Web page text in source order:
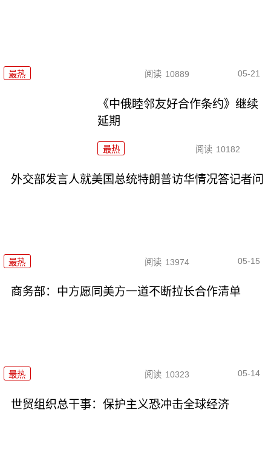
最热 阅读 10889 05-21
《中俄睦邻友好合作条约》继续
延期
最热 阅读 10182
外交部发言人就美国总统特朗普访华情况答记者问
最热 阅读 13974 05-15
商务部：中方愿同美方一道不断拉长合作清单
最热 阅读 10323 05-14
世贸组织总干事：保护主义恐冲击全球经济